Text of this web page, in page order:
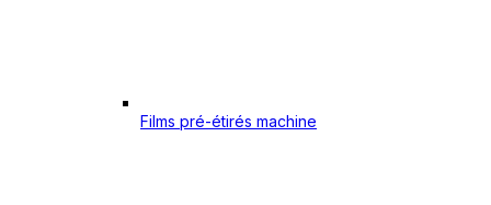
Films pré-étirés machine